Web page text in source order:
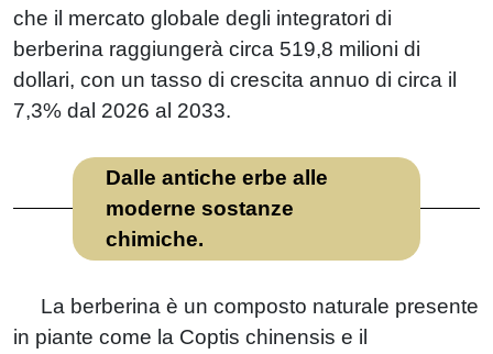
che il mercato globale degli integratori di
berberina raggiungerà circa 519,8 milioni di
dollari, con un tasso di crescita annuo di circa il
7,3% dal 2026 al 2033.
Dalle antiche erbe alle
moderne sostanze
chimiche.
La berberina è un composto naturale presente
in piante come la Coptis chinensis e il